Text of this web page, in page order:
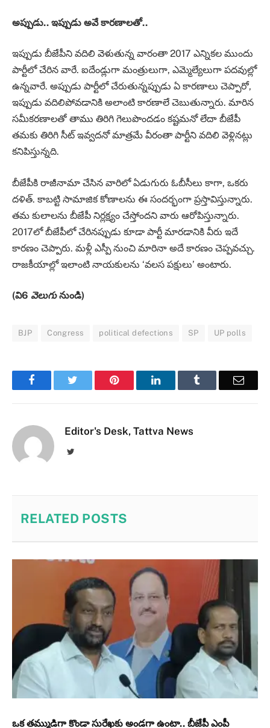
అప్పుడు.. ఇప్పుడు అవే కారణాలతో..
ఇప్పుడు బీజేపీని వదిలి వెళుతున్న వారంతా 2017 ఎన్నికల ముందు
పార్టీలో చేరిన వారే. ఐదేండ్లుగా మంత్రులుగా, ఎమ్మెల్యేలుగా పదవుల్లో
ఉన్నవారే. అప్పుడు పార్టీలో చేరుతున్నప్పుడు ఏ కారణాలు చెప్పారో,
ఇప్పుడు వదిలిపోవడానికి అలాంటి కారణాలే చెబుతున్నారు. మారిన
సమీకరణాలతో తాము తిరిగి గెలుపొందడం కష్టమనో లేదా బీజేపీ
తమకు తిరిగి సీట్ ఇవ్వదనో మాత్రమే వీరంతా పార్టీని వదిలి వెళ్లినట్లు
కనిపిస్తున్నది.
బీజేపీకి రాజీనామా చేసిన వారిలో ఏడుగురు ఓబీసీలు కాగా, ఒకరు
దళిత్. కాబట్టి సామాజిక కోణాలను ఈ సందర్భంగా ప్రస్తావిస్తున్నారు.
తమ కులాలను బీజేపీ నిర్లక్ష్యం చేస్తోందని వారు ఆరోపిస్తున్నారు.
2017లో బీజేపీలో చేరినప్పుడు కూడా పార్టీ మారడానికి వీరు ఇదే
కారణం చెప్పారు. మళ్లీ ఎస్పీ నుంచి మారినా అదే కారణం చెప్పవచ్చు.
రాజకీయాల్లో ఇలాంటి నాయకులను ‘వలస పక్షులు’ అంటారు.
(వి6 వెలుగునుండి)
BJP Congress political defections SP UP polls
Facebook Pinterest LinkedIn Email
Editor's Desk, Tattva News
Twitter
RELATED POSTS
ఒక తమ్ముడిగా కొండా సురేఖకు అండగా ఉంటా.. బీజేపీ ఎంపీ